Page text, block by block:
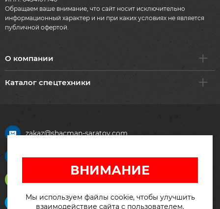
Обращаем ваше внимание, что сайт носит исключительно
информационный характер и ни при каких условиях не является
публичной офертой.
О компании
Каталог спецтехники
zakaz@shacman-saratov.com
+7 (917) 211-45-90
Telegram
ВНИМАНИЕ
Мы используем файлы cookie, чтобы улучшить
взаимодействие сайта с пользователем.